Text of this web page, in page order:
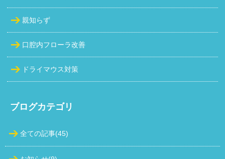
親知らず
口腔内フローラ改善
ドライマウス対策
ブログカテゴリ
全ての記事(45)